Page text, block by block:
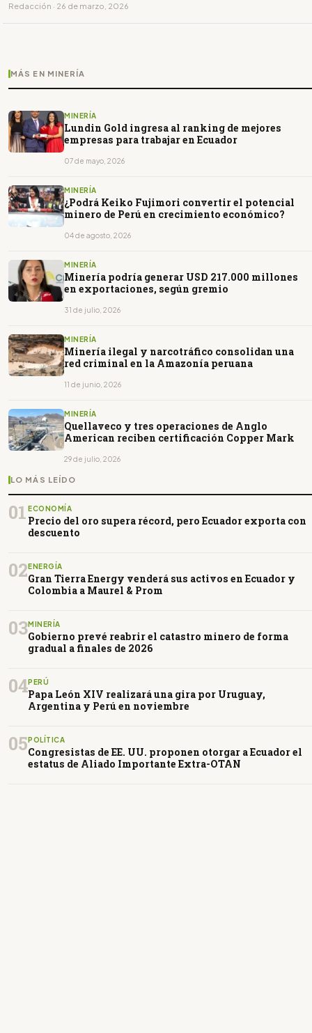
Redacción · 26 de marzo, 2026
MÁS EN MINERÍA
MINERÍA
Lundin Gold ingresa al ranking de mejores
empresas para trabajar en Ecuador
07 de mayo, 2026
MINERÍA
¿Podrá Keiko Fujimori convertir el potencial
minero de Perú en crecimiento económico?
04 de agosto, 2026
MINERÍA
Minería podría generar USD 217.000 millones
en exportaciones, según gremio
31 de julio, 2026
MINERÍA
Minería ilegal y narcotráfico consolidan una
red criminal en la Amazonía peruana
11 de junio, 2026
MINERÍA
Quellaveco y tres operaciones de Anglo
American reciben certificación Copper Mark
29 de julio, 2026
LO MÁS LEÍDO
01 ECONOMÍA
Precio del oro supera récord, pero Ecuador exporta con
descuento
02ENERGÍA
Gran Tierra Energy venderá sus activos en Ecuador y
Colombia a Maurel & Prom
03MINERÍA
Gobierno prevé reabrir el catastro minero de forma
gradual a finales de 2026
04PERÚ
Papa León XIV realizará una gira por Uruguay,
Argentina y Perú en noviembre
05POLÍTICA
Congresistas de EE. UU. proponen otorgar a Ecuador el
estatus de Aliado Importante Extra-OTAN